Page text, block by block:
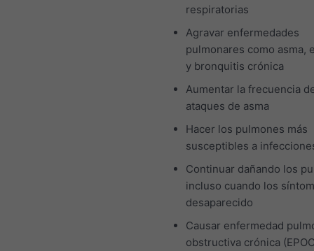
respiratorias
Agravar enfermedades
pulmonares como asma,
y bronquitis crónica
Aumentar la frecuencia
ataques de asma
Hacer los pulmones más
susceptibles a
Continuar dañando los
incluso cuando los
desaparecido
Causar enfermedad
obstructiva crónica